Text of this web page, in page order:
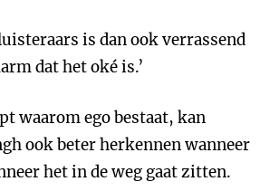
is dan ook verrassend
dat het oké is.’
waarom ego bestaat, kan
ook beter herkennen wanneer
het in de weg gaat zitten.